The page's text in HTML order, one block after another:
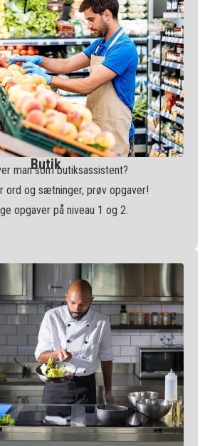
Butik
man som butiksassistent?
ord og sætninger, prøv opgaver!
opgaver på niveau 1 og 2.